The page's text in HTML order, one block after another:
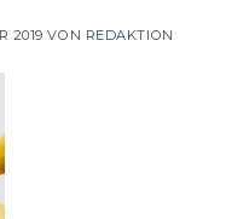
2019 VON REDAKTION